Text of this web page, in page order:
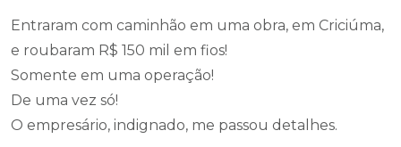
Entraram com caminhão em uma obra, em Criciúma,
e roubaram R$ 150 mil em fios!
Somente em uma operação!
De uma vez só!
O empresário, indignado, me passou detalhes.